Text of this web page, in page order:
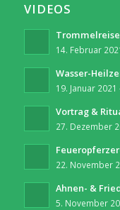
VIDEOS
Trommelreise
14. Februar
Wasser-
19. Januar 2021
Vortrag &
27. Dezember
22. November
Ahnen- &
5. November